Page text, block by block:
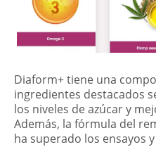
Diaform+ tiene una
ingredientes destacados
los niveles de azúcar y
Además, la fórmula del
ha superado los ensayos